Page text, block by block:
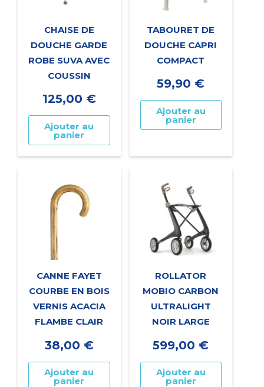
CHAISE DE
DOUCHE GARDE
ROBE SUVA AVEC
COUSSIN
125,00 €
Ajouter au
panier
TABOURET DE
DOUCHE CAPRI
COMPACT
59,90 €
Ajouter au
panier
CANNE FAYET
COURBE EN BOIS
VERNIS ACACIA
FLAMBE CLAIR
38,00 €
Ajouter au
panier
ROLLATOR
MOBIO CARBON
ULTRALIGHT
NOIR LARGE
599,00 €
Ajouter au
panier